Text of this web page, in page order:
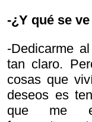
-¿Y qué se
-Dedicarme
tan claro.
cosas que
deseos es
que me